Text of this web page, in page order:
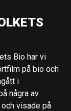
Bio har vi
på bio och
i
några av
visade på